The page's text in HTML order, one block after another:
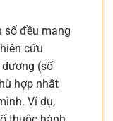
số đều mang
cứu
(số
hợp nhất
Ví dụ,